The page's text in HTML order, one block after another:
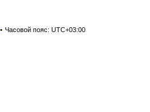
Часовой пояс: UTC+03:00